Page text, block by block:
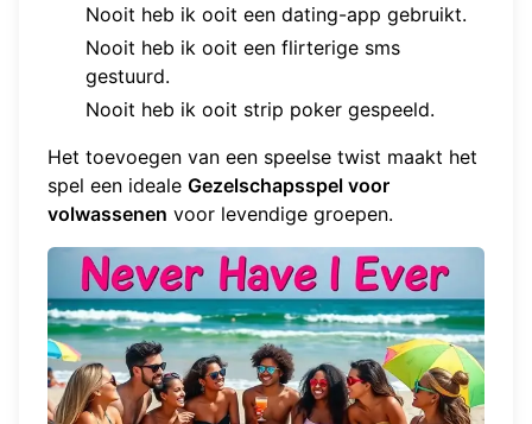
Nooit heb ik ooit een dating-app gebruikt.
Nooit heb ik ooit een flirterige sms
gestuurd.
Nooit heb ik ooit strip poker gespeeld.
Het toevoegen van een speelse twist maakt het
spel een ideale Gezelschapsspel voor
volwassenen voor levendige groepen.